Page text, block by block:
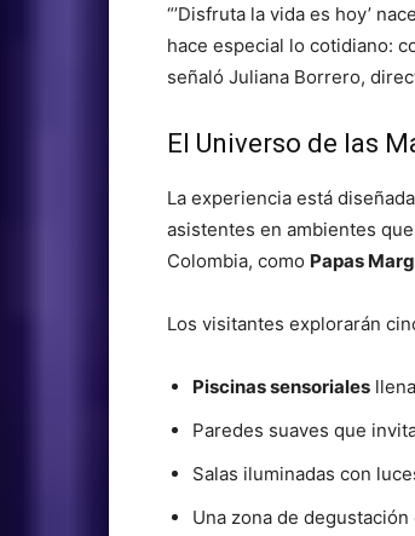
“’Disfruta la vida es hoy’
hace especial lo cotidiano:
señaló Juliana Borrero,
El Universo de las
La experiencia está
asistentes en ambientes
Colombia, como Papas
Los visitantes explorarán
Piscinas sensoriales
Paredes suaves que
Salas iluminadas con
Una zona de